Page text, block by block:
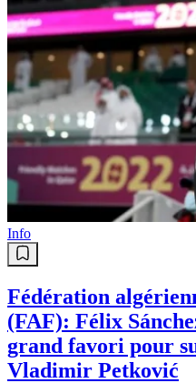
Info
Fédération
(FAF): Félix
grand favori pour
Vladimir Petković